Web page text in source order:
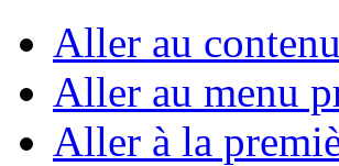
Aller au contenu
Aller au menu
Aller à la